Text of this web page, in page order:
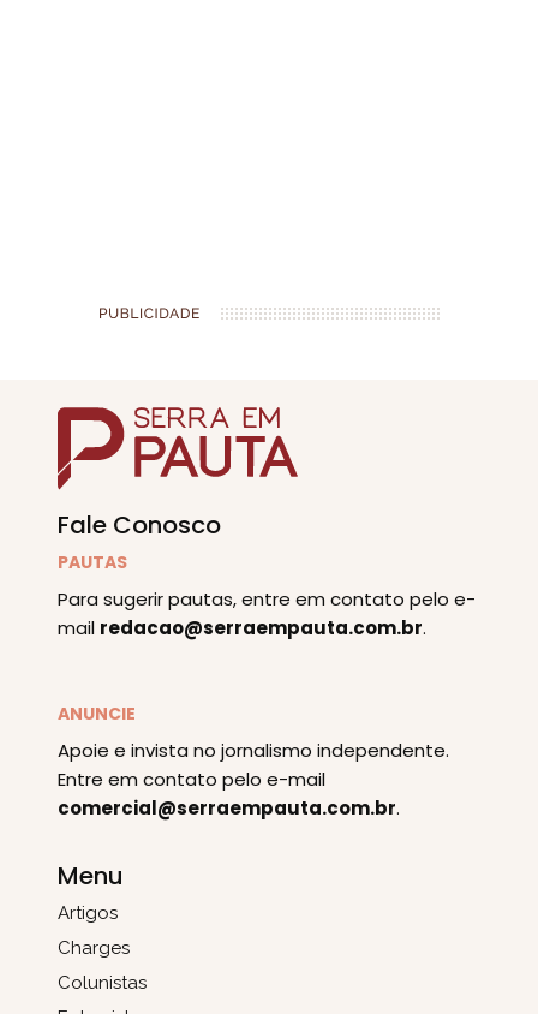
Fale Conosco
PAUTAS
Para sugerir pautas, entre em contato pelo e-
mail redacao@serraempauta.com.br.
ANUNCIE
Apoie e invista no jornalismo independente.
Entre em contato pelo e-mail
comercial@serraempauta.com.br.
Menu
Artigos
Charges
Colunistas